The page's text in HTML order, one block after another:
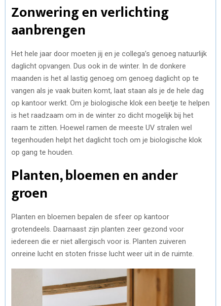
Zonwering en verlichting
aanbrengen
Het hele jaar door moeten jij en je collega’s genoeg natuurlijk
daglicht opvangen. Dus ook in de winter. In de donkere
maanden is het al lastig genoeg om genoeg daglicht op te
vangen als je vaak buiten komt, laat staan als je de hele dag
op kantoor werkt. Om je biologische klok een beetje te helpen
is het raadzaam om in de winter zo dicht mogelijk bij het
raam te zitten. Hoewel ramen de meeste UV stralen wel
tegenhouden helpt het daglicht toch om je biologische klok
op gang te houden.
Planten, bloemen en ander
groen
Planten en bloemen bepalen de sfeer op kantoor
grotendeels. Daarnaast zijn planten zeer gezond voor
iedereen die er niet allergisch voor is. Planten zuiveren
onreine lucht en stoten frisse lucht weer uit in de ruimte.